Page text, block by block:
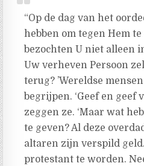
“Op de dag van het
hebben om tegen Hem te
bezochten U niet alleen
Uw verheven Persoon
terug? ’Wereldse
begrijpen. ‘Geef en geef
zeggen ze. ‘Maar wat
te geven? Al deze
altaren zijn verspild
protestant te worden.